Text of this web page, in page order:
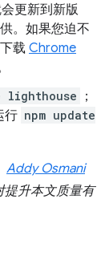
更新到新版
。如果您迫不
载 Chrome
lighthouse
；
行 npm update
Addy Osmani
升本文质量有